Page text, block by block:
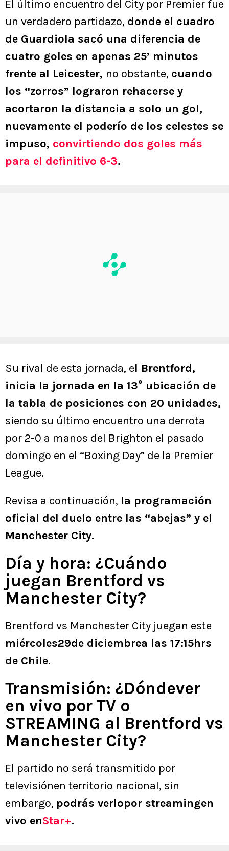
El último encuentro del City por Premier fue
un verdadero partidazo, donde el cuadro
de Guardiola sacó una diferencia de
cuatro goles en apenas 25’ minutos
frente al Leicester, no obstante, cuando
los “zorros” lograron rehacerse y
acortaron la distancia a solo un gol,
nuevamente el poderío de los celestes se
impuso, convirtiendo dos goles más
para el definitivo 6-3.
Su rival de esta jornada, el Brentford,
inicia la jornada en la 13° ubicación de
la tabla de posiciones con 20 unidades,
siendo su último encuentro una derrota
por 2-0 a manos del Brighton el pasado
domingo en el “Boxing Day” de la Premier
League.
Revisa a continuación, la programación
oficial del duelo entre las “abejas” y el
Manchester City.
Día y hora: ¿Cuándo
juegan Brentford vs
Manchester City?
Brentford vs Manchester City juegan este
miércoles29de diciembrea las 17:15hrs
de Chile.
Transmisión: ¿Dóndever
en vivo por TV o
STREAMING al Brentford vs
Manchester City?
El partido no será transmitido por
televisiónen territorio nacional, sin
embargo, podrás verlopor streamingen
vivo enStar+.